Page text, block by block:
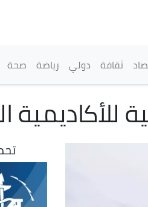
ثقافة دولي رياضة صحة